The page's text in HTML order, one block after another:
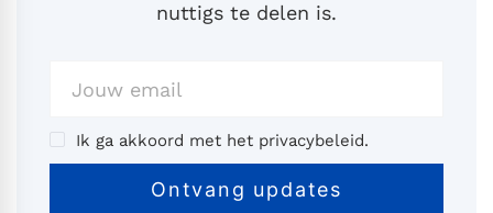
nuttigs te delen is.
Ik ga akkoord met het privacybeleid.